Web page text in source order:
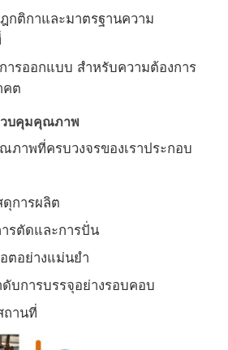
กติกาและมาตรฐานความ
ารออกแบบ สําหรับความต้องการ
คต
วบคุมคุณภาพ
ภาพที่ครบวงจรของเราประกอบ
ดุการผลิต
รตัดและการปั่น
ตอย่างแม่นยํา
บการบรรจุอย่างรอบคอบ
ถานที่